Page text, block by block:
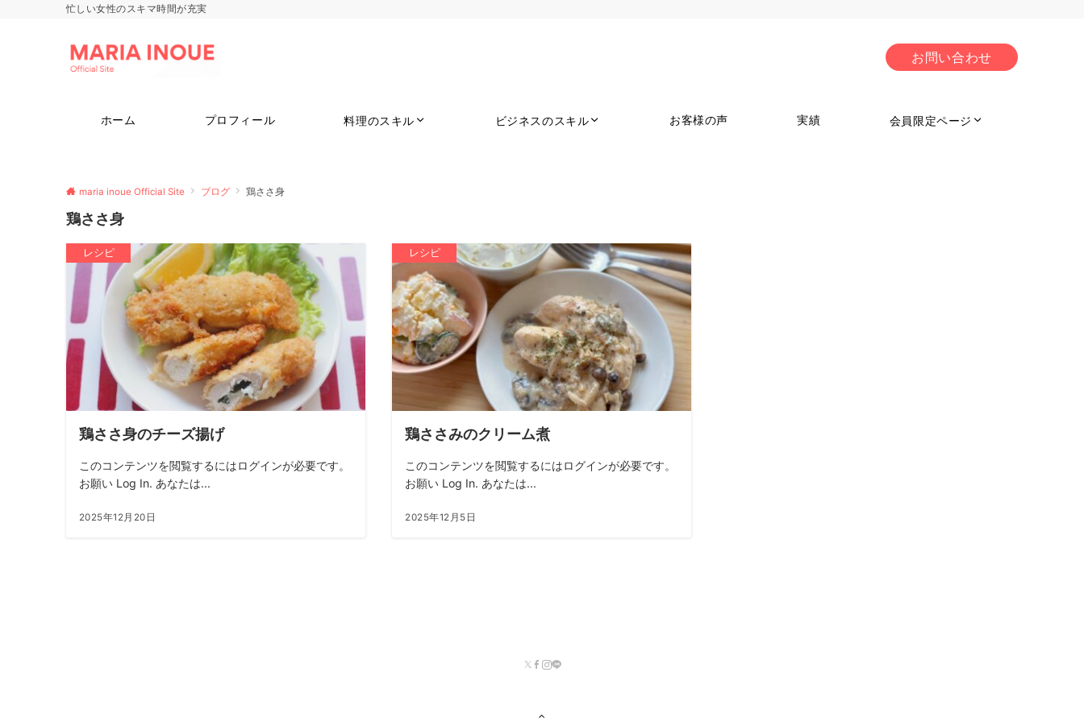
忙しい女性のスキマ時間が充実
お問い合わせ
ホーム プロフィール 料理のスキル ビジネスのスキル お客様の声 実績 会員限定ページ
maria inoue Official Site ブログ 鶏ささ身
鶏ささ身
レシピ
鶏ささ身のチーズ揚げ
このコンテンツを閲覧するにはログインが必要です。
お願い Log In. あなたは...
2025年12月20日
レシピ
鶏ささみのクリーム煮
このコンテンツを閲覧するにはログインが必要です。
お願い Log In. あなたは...
2025年12月5日